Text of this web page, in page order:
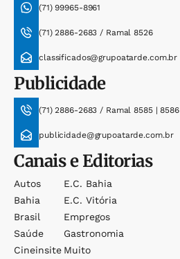
(71) 99965-8961
(71) 2886-2683 / Ramal 8526
classificados@grupoatarde.com.br
Publicidade
(71) 2886-2683 / Ramal 8585 | 8586
publicidade@grupoatarde.com.br
Canais e Editorias
Autos
Bahia
Brasil
Saúde
Cineinsite
E.c. Bahia
E.c. Vitória
Empregos
Gastronomia
Muito